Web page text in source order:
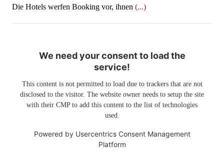
​​​​​​​Die Hotels werfen Booking vor, ihnen (...)
We need your consent to load the
service!
This content is not permitted to load due to trackers that are not
disclosed to the visitor. The website owner needs to setup the site
with their CMP to add this content to the list of technologies
used.
Powered by Usercentrics Consent Management
Platform